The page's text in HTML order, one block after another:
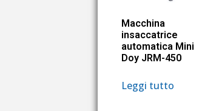
Macchina
insaccatrice
automatica Mini
Doy JRM-450
Leggi tutto